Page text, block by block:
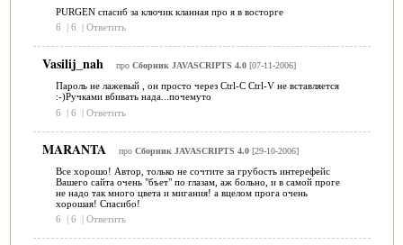
PURGEN спасиб за ключик кланная про я в восторге
6
| 6 | Ответить
Vasilij_nah про Сборник JAVASCRIPTS 4.0[07-11-2006]
Пароль не лажевый , он просто через Ctrl-C Ctrl-V не вставляется
:-)Ручками вбивать нада...почемуто
6
| 6 | Ответить
MARANTA про Сборник JAVASCRIPTS 4.0[29-10-2006]
Все хорошо! Автор, только не сочтите за грубость интерефейс
Вашего сайта очень "бъет" по глазам, аж больно, и в самой проге
не надо так много цвета и мигания! а вцелом прога очень
хорошая! Спасибо!
6
| 6 | Ответить